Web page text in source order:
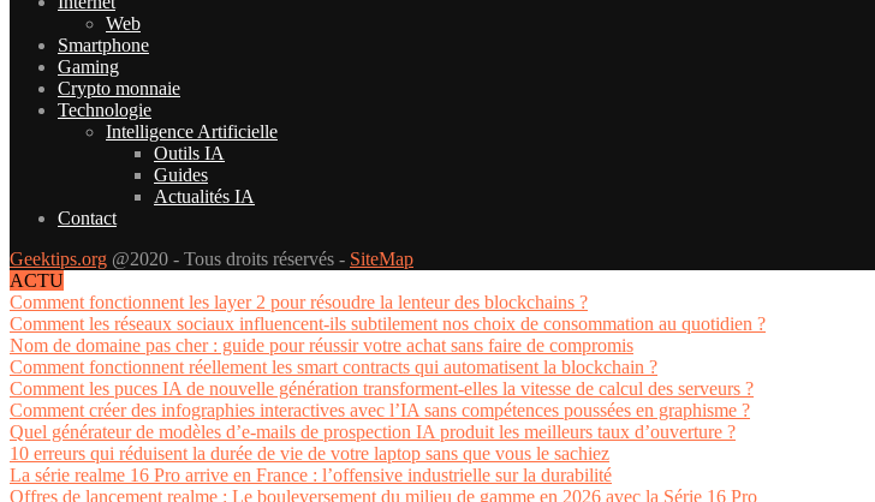
Web
Smartphone
Gaming
Crypto monnaie
Technologie
Intelligence Artificielle
Outils IA
Guides
Actualités IA
Contact
Geektips.org @2020 - Tous droits réservés - SiteMap
ACTU
Comment fonctionnent les layer 2 pour résoudre la lenteur des blockchains ?
Comment les réseaux sociaux influencent-ils subtilement nos choix de consommation au quotidien ?
Nom de domaine pas cher : guide pour réussir votre achat sans faire de compromis
Comment fonctionnent réellement les smart contracts qui automatisent la blockchain ?
Comment les puces IA de nouvelle génération transforment-elles la vitesse de calcul des serveurs ?
Comment créer des infographies interactives avec l’IA sans compétences poussées en graphisme ?
Quel générateur de modèles d’e-mails de prospection IA produit les meilleurs taux d’ouverture ?
10 erreurs qui réduisent la durée de vie de votre laptop sans que vous le sachiez
La série realme 16 Pro arrive en France : l’offensive industrielle sur la durabilité
Offres de lancement realme : Le bouleversement du milieu de gamme en 2026 avec la Série 16 Pro